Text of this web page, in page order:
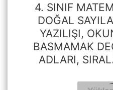
4. SINIF
DOĞAL
YAZILIŞI,
BASMAMAK
ADLARI,